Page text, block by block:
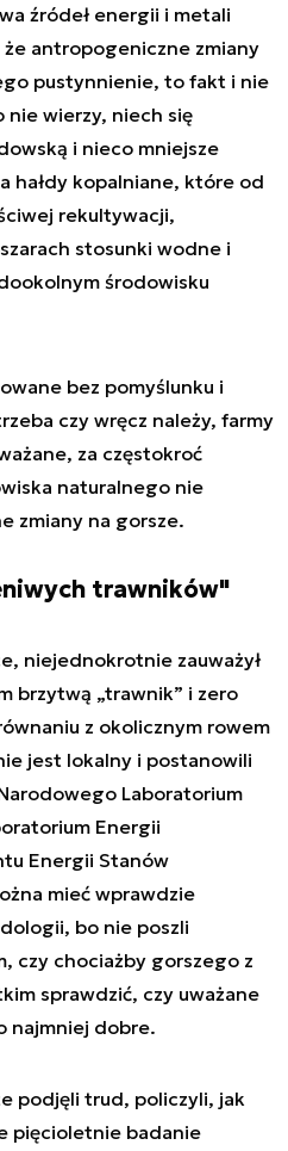
źródeł energii i metali
antropogeniczne zmiany
pustynnienie, to fakt i nie
nie wierzy, niech się
i nieco mniejsze
hałdy kopalniane, które od
rekultywacji,
stosunki wodne i
środowisku
bez pomyślunku i
czy wręcz należy, farmy
za częstokroć
naturalnego nie
zmiany na gorsze.
trawników"
niejednokrotnie zauważył
brzytwą „trawnik” i zero
z okolicznym rowem
jest lokalny i postanowili
Laboratorium
Energii
Energii Stanów
mieć wprawdzie
bo nie poszli
czy chociażby gorszego z
sprawdzić, czy uważane
najmniej dobre.
podjęli trud, policzyli, jak
pięcioletnie badanie